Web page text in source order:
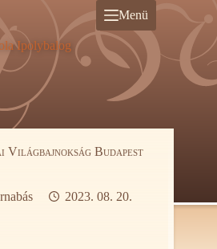
Menü
Világbajnokság Budapest
2023. 08. 20.